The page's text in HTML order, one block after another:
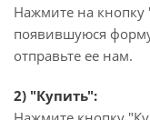
Нажмите на кнопку
появившуюся
отправьте ее нам.
2) "Купить":